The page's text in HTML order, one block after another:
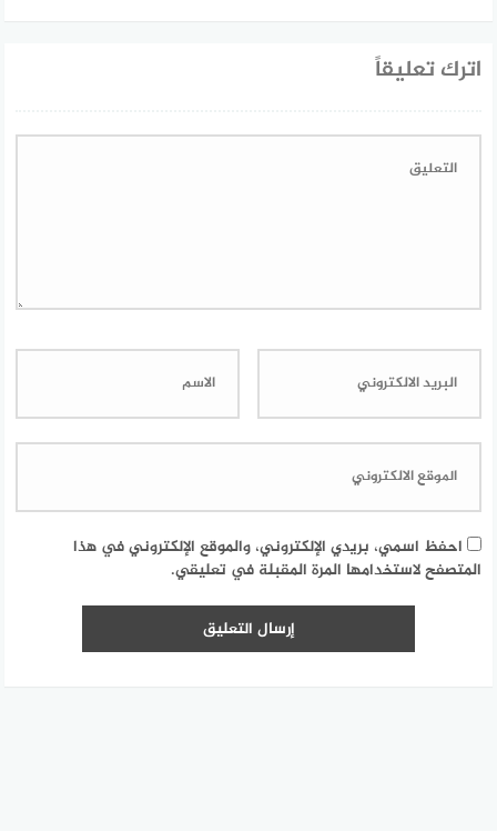
اترك تعليقاً
احفظ اسمي، بريدي الإلكتروني، والموقع الإلكتروني في هذا
المتصفح لاستخدامها المرة المقبلة في تعليقي.